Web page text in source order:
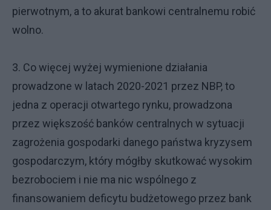
pierwotnym, a to akurat bankowi centralnemu robić
wolno.
3. Co więcej wyżej wymienione działania
prowadzone w latach 2020-2021 przez NBP, to
jedna z operacji otwartego rynku, prowadzona
przez większość banków centralnych w sytuacji
zagrożenia gospodarki danego państwa kryzysem
gospodarczym, który mógłby skutkować wysokim
bezrobociem i nie ma nic wspólnego z
finansowaniem deficytu budżetowego przez bank